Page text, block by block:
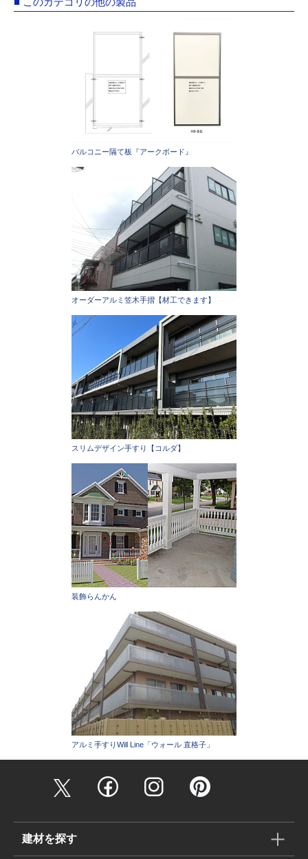
バルコニー隔て板『アークボード』
オーダーアルミ笠木手摺【材工できます】
スリムデザイン手すり【コルダ】
装飾らんかん
アルミ手すりWill Line「ウォール 直格子」
建材を探す